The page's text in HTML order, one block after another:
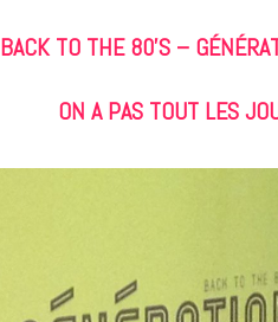
BACK TO THE 80’S –
ON A PAS TOUT LES